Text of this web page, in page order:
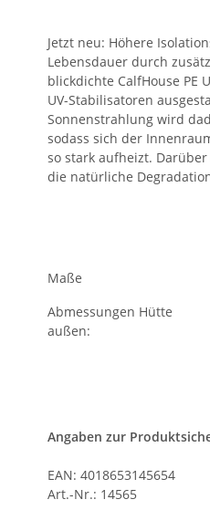
Jetzt neu: Höhere
Lebensdauer durch
blickdichte CalfHouse PE
UV-Stabilisatoren
Sonnenstrahlung wird
sodass sich der
so stark aufheizt.
die natürliche
Maße
Abmessungen Hütte
außen:
Angaben zur
EAN: 4018653145654
Art.-Nr.: 14565